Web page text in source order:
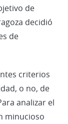
de
decidió
de
criterios
o no, de
analizar el
minucioso